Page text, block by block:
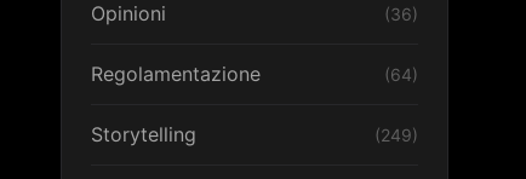
Opinioni (36)
Regolamentazione (64)
Storytelling (249)